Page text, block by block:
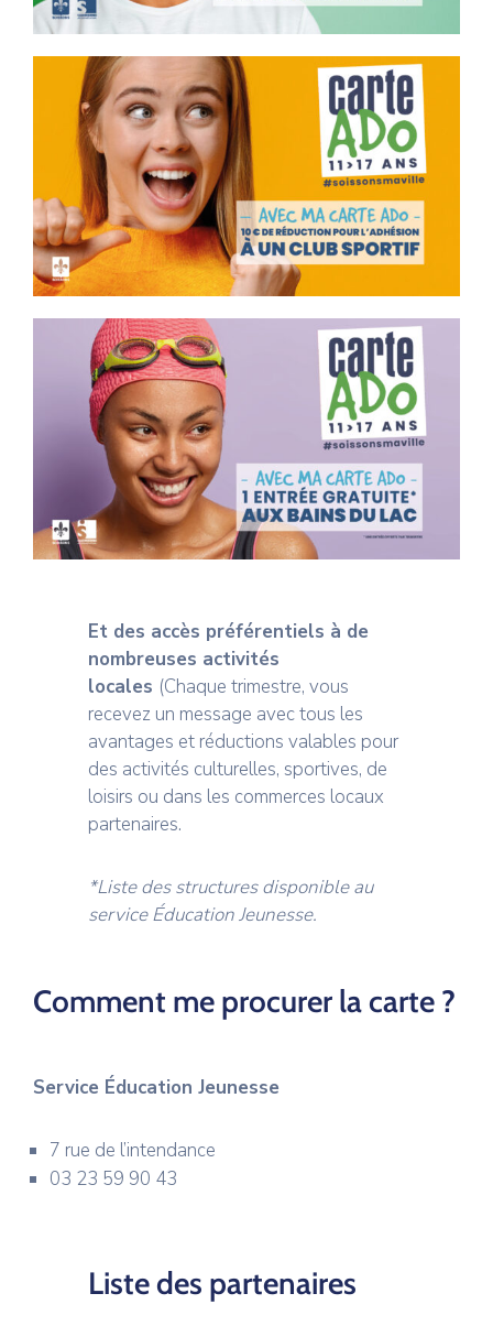
Et des accès préférentiels à de
nombreuses activités
locales (Chaque trimestre, vous
recevez un message avec tous les
avantages et réductions valables pour
des activités culturelles, sportives, de
loisirs ou dans les commerces locaux
partenaires.
*Liste des structures disponible au
service Éducation Jeunesse.
Comment me procurer la carte ?
Service Éducation Jeunesse
7 rue de l’intendance
03 23 59 90 43
Liste des partenaires